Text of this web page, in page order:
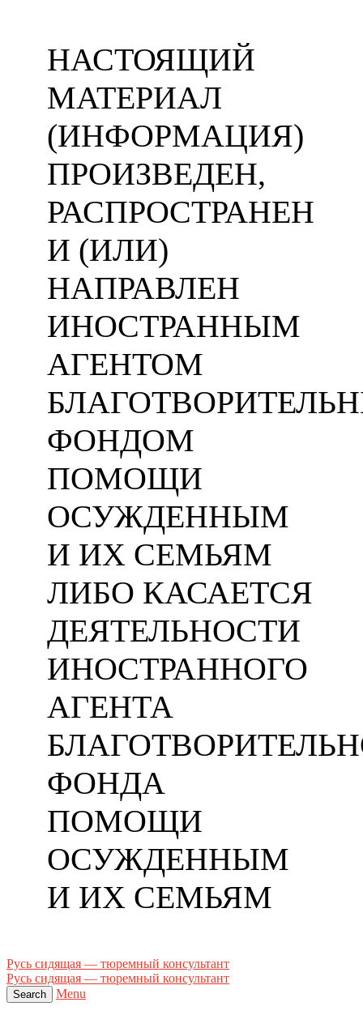
НАСТОЯЩИЙ
МАТЕРИАЛ
(ИНФОРМАЦИЯ)
ПРОИЗВЕДЕН,
РАСПРОСТРАНЕН
И (ИЛИ)
НАПРАВЛЕН
ИНОСТРАННЫМ
АГЕНТОМ
ФОНДОМ
ПОМОЩИ
ОСУЖДЕННЫМ
И ИХ СЕМЬЯМ
ЛИБО КАСАЕТСЯ
ДЕЯТЕЛЬНОСТИ
ИНОСТРАННОГО
АГЕНТА
ФОНДА
ПОМОЩИ
ОСУЖДЕННЫМ
И ИХ СЕМЬЯМ
Русь сидящая — тюремный консультант
Русь сидящая — тюремный консультант
Search Menu